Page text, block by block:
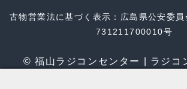
古物営業法に基づく表示：広島県公安委
731211700010号
© 福山ラジコンセンター | ラジコ